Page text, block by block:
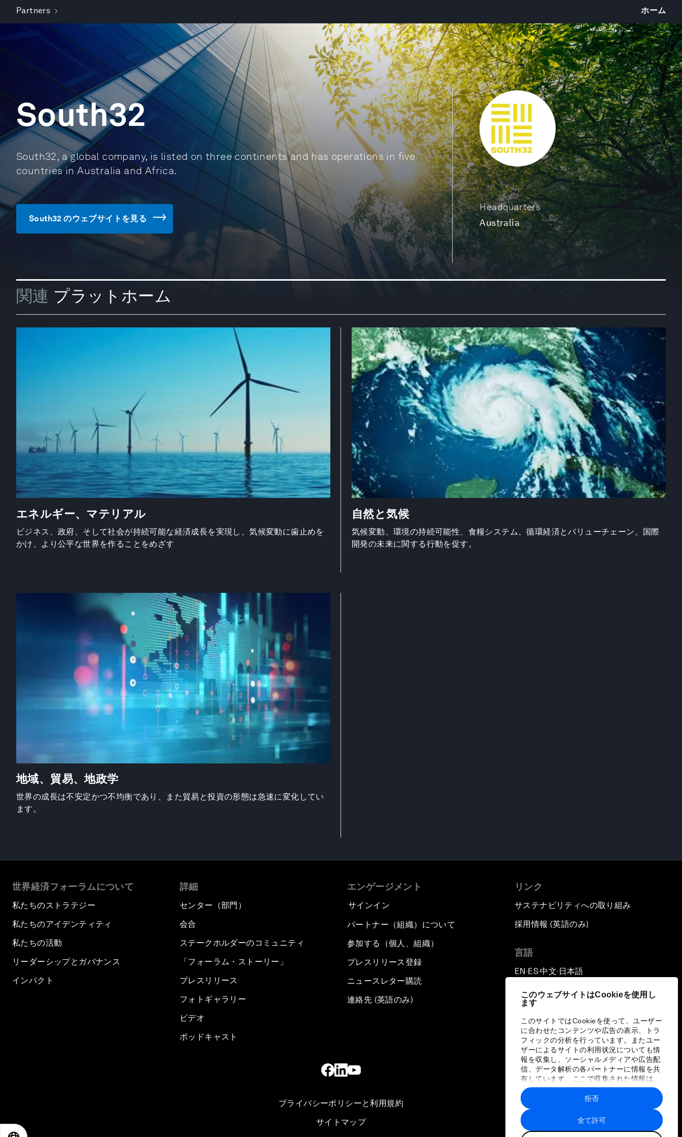
このウェブサイトはCookieを使用し
ます
このサイトではCookieを使って、ユーザー
に合わせたコンテンツや広告の表示、トラ
フィックの分析を行っています。またユー
ザーによるサイトの利用状況についても情
報を収集し、ソーシャルメディアや広告配
信、データ解析の各パートナーに情報を共
有しています。ここで収集された情報は、
ユーザーが各パートナーに提供した他の情
報や各パートナーのサービスを使用した際
に収集された情報と組み合わされ、各パー
トナーによって使用されることがありま
す。
全て許可
拒否
Partners ホーム
Headquarters
Australia
South32
South32, a global company, is listed on three continents and has operations in five
countries in Australia and Africa.
South32 のウェブサイトを見る
関連 プラットホーム
エネルギー、マテリアル
ビジネス、政府、そして社会が持続可能な経済成長を実現し、気候変動に歯止めを
かけ、より公平な世界を作ることをめざす
自然と気候
気候変動、環境の持続可能性、食糧システム、循環経済とバリューチェーン、国際
開発の未来に関する行動を促す。
地域、貿易、地政学
世界の成長は不安定かつ不均衡であり、また貿易と投資の形態は急速に変化してい
ます。
世界経済フォーラムについて
私たちのストラテジー
私たちのアイデンティティ
私たちの活動
リーダーシップとガバナンス
インパクト
詳細
センター（部門）
会合
ステークホルダーのコミュニティ
「フォーラム・ストーリー」
プレスリリース
フォトギャラリー
ビデオ
ポッドキャスト
エンゲージメント
サインイン
パートナー（組織）について
参加する（個人、組織）
プレスリリース登録
ニュースレター購読
連絡先 (英語のみ)
リンク
サステナビリティへの取り組み
採用情報 (英語のみ)
言語
EN ▪ES▪中文▪ 日本語
プライバシーポリシーと利用規約
サイトマップ